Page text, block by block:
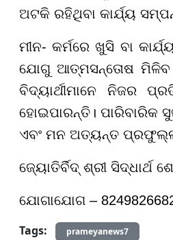
ଅଟକି ରହିଥିବା କାର୍ଯ୍ୟ
ମୀନ- କର୍ମରେ ଖୁସି ବା
ଯୋଗୁ ଆତ୍ମସନ୍ତୋଷ
ବିଦ୍ୟାର୍ଥୀମାନେ ନିଜର
ହୋଇପାରନ୍ତି। ପାରିବାରିକ
ଏବଂ ମନ ଅତ୍ୟନ୍ତ
ଜ୍ୟୋତିର୍ବିଦ୍ ଶ୍ରୀ ସିଦ୍ଧାର୍ଥ
ଯୋଗାଯୋଗ –
Tags:
prameyanews7